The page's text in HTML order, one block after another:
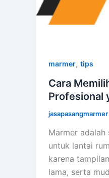
marmer, tips
Cara
Profesional
jasapasangmarmer
Marmer
untuk lantai
karena
lama, serta